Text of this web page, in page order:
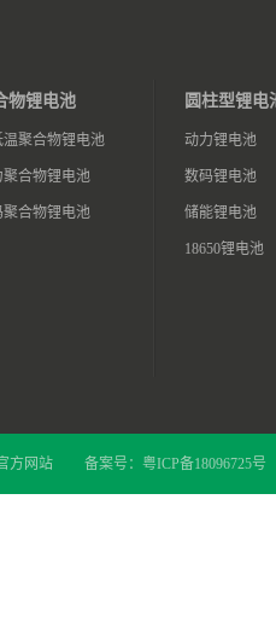
物锂电池
温聚合物锂电池
聚合物锂电池
聚合物锂电池
圆柱型锂电
动力锂电池
数码锂电池
储能锂电池
18650锂电池
方网站 备案号： 粤ICP备18096725号